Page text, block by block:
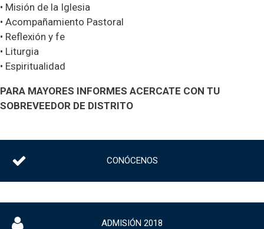
• Misión de la Iglesia
• Acompañamiento Pastoral
• Reflexión y fe
• Liturgia
• Espiritualidad
PARA MAYORES INFORMES ACERCATE CON TU
SOBREVEEDOR DE DISTRITO
CONÓCENOS
ADMISIÓN 2018